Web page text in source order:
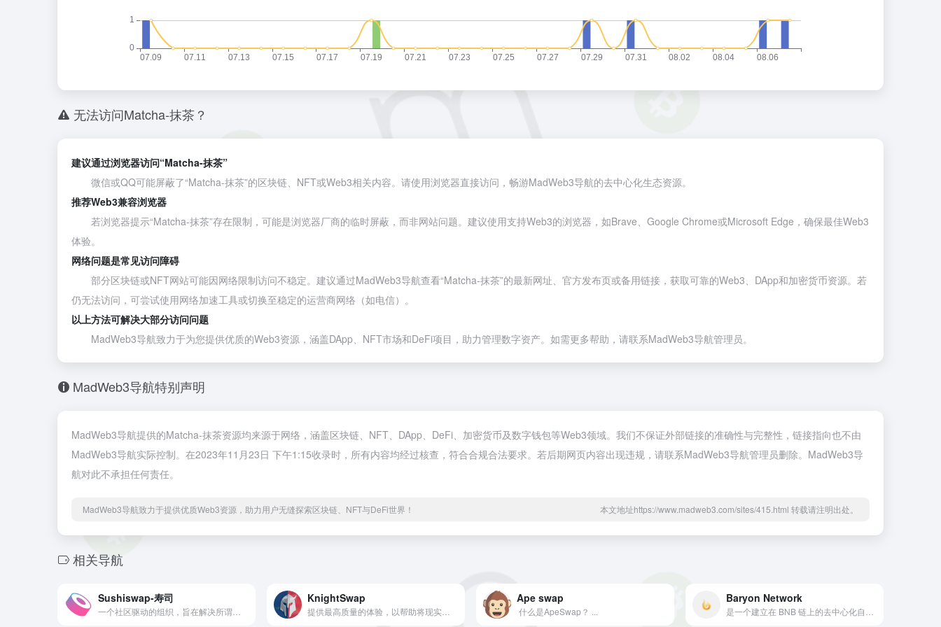
无法访问Matcha-抹茶？
建议通过浏览器访问“Matcha-抹茶”
微信或QQ可能屏蔽了“Matcha-抹茶”的区块链、NFT或Web3相关内容。请使用浏览器直接访问，畅游MadWeb3导航的去中心化生态资源。
推荐Web3兼容浏览器
若浏览器提示“Matcha-抹茶”存在限制，可能是浏览器厂商的临时屏蔽，而非网站问题。建议使用支持Web3的浏览器，如Brave Google Chrome或Microsoft Edge ，确保最佳Web3
体验。
网络问题是常见访问障碍
部分区块链或NFT网站可能因网络限制访问不稳定。建议通过MadWeb3导航查看“Matcha-抹茶”的最新网址、官方发布页或备用链接，获取可靠的Web3、DApp和加密货币资源。若
仍无法访问，可尝试使用网络加速工具或切换至稳定的运营商网络（如电信）。
以上方法可解决大部分访问问题
MadWeb3导航致力于为您提供优质的Web3资源，涵盖DApp、NFT市场和DeFi项目，助力管理数字资产。如需更多帮助，请联系MadWeb3导航管理员。
MadWeb3导航特别声明
MadWeb3导航提供的Matcha-抹茶资源均来源于网络，涵盖区块链、NFT、DApp、DeFi、加密货币及数字钱包等Web3领域。我们不保证外部链接的准确性与完整性，链接指向也不由
MadWeb3导航实际控制。在2023年11月23日 下午1:15收录时，所有内容均经过核查，符合合规合法要求。若后期网页内容出现违规，请联系MadWeb3导航管理员删除。MadWeb3导
航对此不承担任何责任。
MadWeb3导航致力于提供优质Web3资源，助力用户无缝探索区块链、NFT与DeFi世界！ 本文地址https://www.madweb3.com/sites/415.html 转载请注明出处。
相关导航
Sushiswap-寿司
一个社区驱动的组织，旨在解决所谓的“流动性问题”。
KnightSwap
提供最高质量的体验，以帮助将现实世界的业务整合到去中心化金融 (DeFi) 中。
Ape swap
​ 什么是ApeSwap？ ...
Baryon Network
是一个建立在 BNB 链上的去中心化自动化流动性池，允许用户兑换 BEP20 代币。 此外，BaryonSwap 还将聚合其他丰富来源的流动性，为用户提供最佳的交易价格。